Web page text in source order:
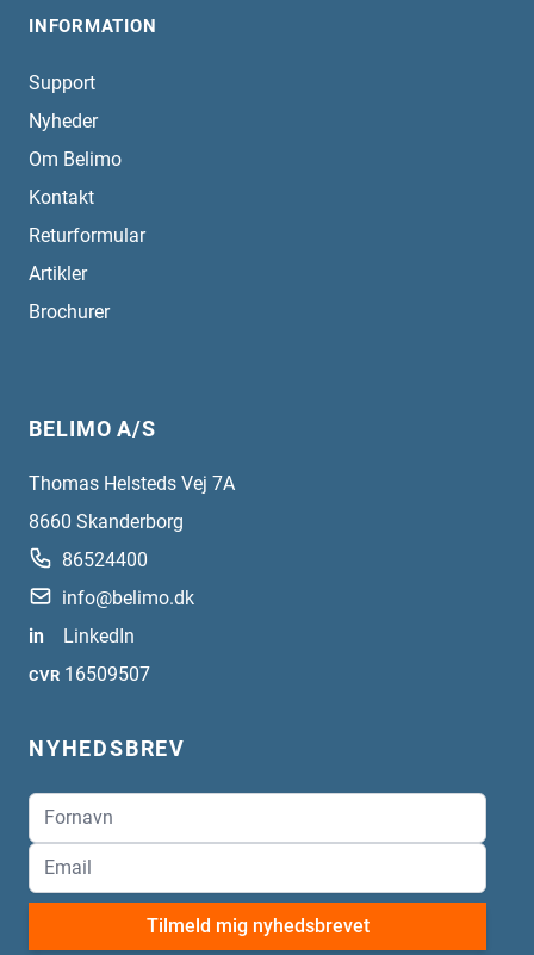
INFORMATION
Support
Nyheder
Om Belimo
Kontakt
Returformular
Artikler
Brochurer
BELIMO A/S
Thomas Helsteds Vej 7A
8660 Skanderborg
86524400
info@belimo.dk
in
LinkedIn
CVR 16509507
NYHEDSBREV
Tilmeld mig nyhedsbrevet